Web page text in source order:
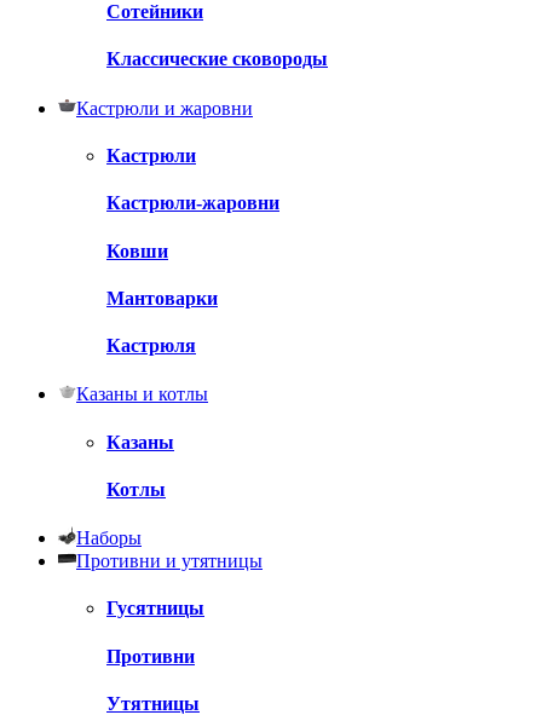
Сотейники
Классические сковороды
Кастрюли и жаровни
Кастрюли
Кастрюли-жаровни
Ковши
Мантоварки
Кастрюля
Казаны и котлы
Казаны
Котлы
Наборы
Противни и утятницы
Гусятницы
Противни
Утятницы